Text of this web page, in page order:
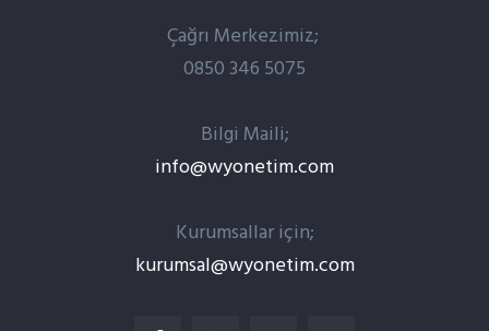
Çağrı Merkezimiz;
0850 346 5075
Bilgi Maili;
info@wyonetim.com
Kurumsallar için;
kurumsal@wyonetim.com